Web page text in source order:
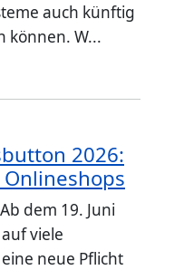
auch künftig
können. W...
2026:
dem 19. Juni
viele
neue Pflicht